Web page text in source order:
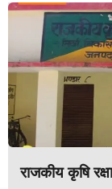
राजकीय कृषि